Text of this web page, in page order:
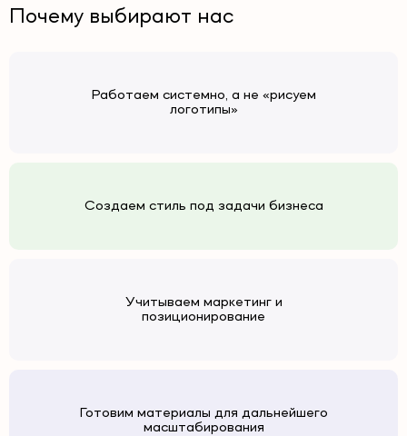
Почему выбирают нас
Работаем системно, а не «рисуем
логотипы»
Создаем стиль под задачи бизнеса
Учитываем маркетинг и
позиционирование
Готовим материалы для дальнейшего
масштабирования